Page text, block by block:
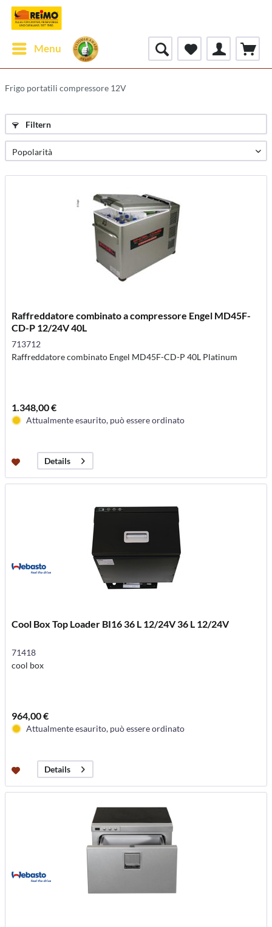
Menu
Frigo portatili compressore 12V
Filtern
Raffreddatore combinato a compressore Engel MD45F-
CD-P 12/24V 40L
713712
Raffreddatore combinato Engel MD45F-CD-P 40L Platinum
1.348,00 €
Attualmente esaurito, può essere ordinato
Details
Cool Box Top Loader BI16 36 L 12/24V 36 L 12/24V
71418
cool box
964,00 €
Attualmente esaurito, può essere ordinato
Details